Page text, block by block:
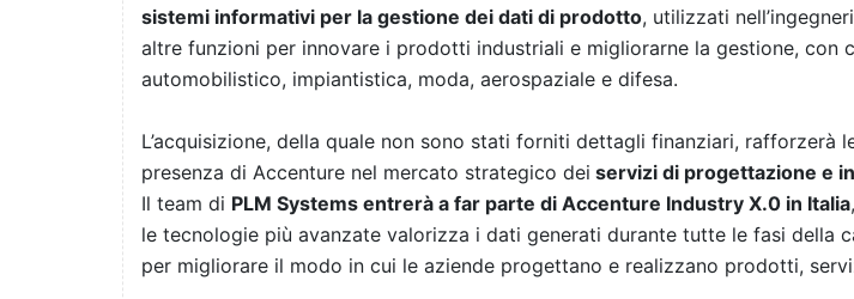
sistemi informativi per la gestione dei dati di prodotto, utilizzati
altre funzioni per innovare i prodotti industriali e migliorarne la gestione, con
automobilistico, impiantistica, moda, aerospaziale e difesa.
L’acquisizione, della quale non sono stati forniti dettagli finanziari, rafforzerà
presenza di Accenture nel mercato strategico dei servizi di progettazione e
Il team di PLM Systems entrerà a far parte di Accenture Industry X.0 in Italia
le tecnologie più avanzate valorizza i dati generati durante tutte le fasi della
per migliorare il modo in cui le aziende progettano e realizzano prodotti,